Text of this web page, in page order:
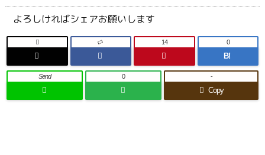
よろしければシェアお願いします
 14
B!
0
Send 0
Copy
-